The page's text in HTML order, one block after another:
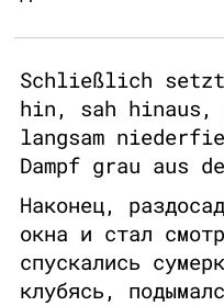
Schließlich
hin, sah hinaus,
langsam
Dampf grau aus
Наконец,
окна и стал
спускались
клубясь,